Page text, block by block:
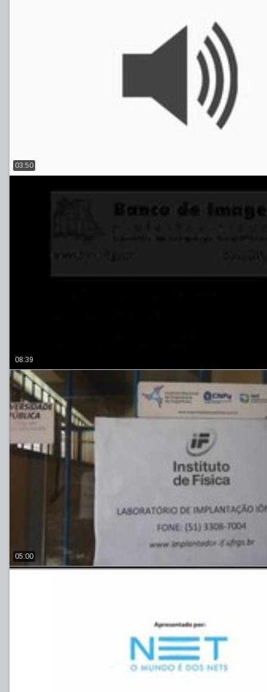
03:50
08:39
05:00